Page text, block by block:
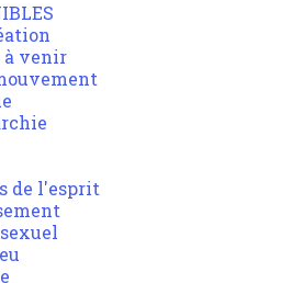
à venir
de l'esprit